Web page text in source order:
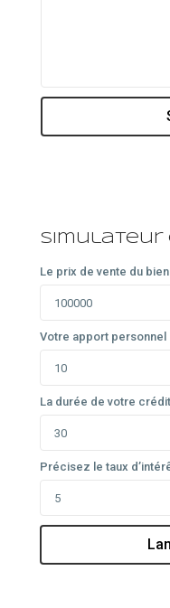
Simulateur
Le prix de vente du bien
Votre apport personnel
La durée de votre
Précisez le taux